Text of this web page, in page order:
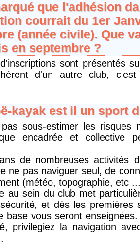
que l'adhésion
courrait du 1er
(année civile). Que
en septembre ?
sont présentés
d'un autre club,
kayak est il un sport
sous-estimer les risques
encadrée et collective
de nombreuses activités
ne pas naviguer seul, de
(météo, topographie, etc
au sein du club met
et dès les premières
base vous seront
privilegiez la navigation